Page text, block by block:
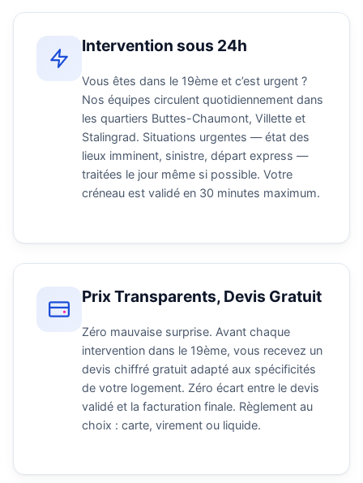
Intervention sous 24h
Vous êtes dans le 19ème et c’est urgent ?
Nos équipes circulent quotidiennement dans
les quartiers Buttes-Chaumont, Villette et
Stalingrad. Situations urgentes — état des
lieux imminent, sinistre, départ express —
traitées le jour même si possible. Votre
créneau est validé en 30 minutes maximum.
Prix Transparents, Devis Gratuit
Zéro mauvaise surprise. Avant chaque
intervention dans le 19ème, vous recevez un
devis chiffré gratuit adapté aux spécificités
de votre logement. Zéro écart entre le devis
validé et la facturation finale. Règlement au
choix : carte, virement ou liquide.